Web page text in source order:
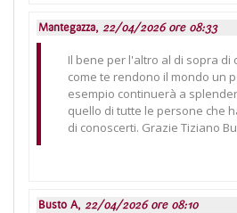
Mantegazza, 22/04/2026 ore 08:33
Il bene per l'altro al di sopra di
come te rendono il mondo un
esempio continuerà a
quello di tutte le persone che
di conoscerti. Grazie Tiziano
Busto A, 22/04/2026 ore 08:10